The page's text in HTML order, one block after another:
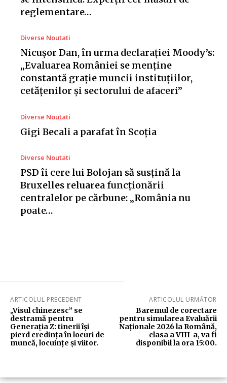
reglementare…
Diverse Noutati
Nicușor Dan, în urma declarației Moody’s:
„Evaluarea României se menține
constantă grație muncii instituțiilor,
cetățenilor și sectorului de afaceri”
Diverse Noutati
Gigi Becali a parafat în Scoția
Diverse Noutati
PSD îi cere lui Bolojan să susțină la
Bruxelles reluarea funcționării
centralelor pe cărbune: „România nu
poate…
ARTICOLUL PRECEDENT
„Visul chinezesc” se
destramă pentru
Generația Z: tinerii își
pierd credința în locuri de
muncă, locuințe și viitor.
ARTICOLUL URMĂTOR
Baremul de corectare
pentru simularea Evaluării
Naționale 2026 la Română,
clasa a VIII-a, va fi
disponibil la ora 15:00.